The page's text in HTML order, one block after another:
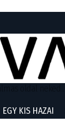
EGY KIS HAZAI